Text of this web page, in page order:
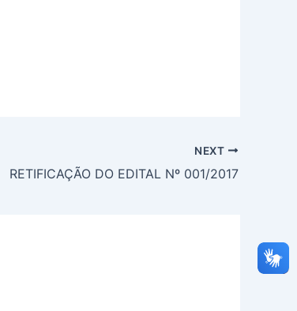
NEXT
RETIFICAÇÃO DO EDITAL Nº 001/2017